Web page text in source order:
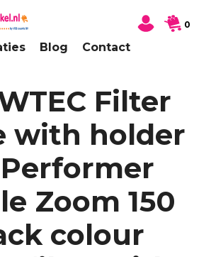
Blog Contact
0
Filter
with holder
Zoom 150
colour